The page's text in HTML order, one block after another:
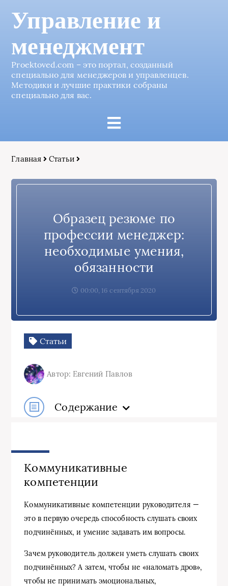
Управление и
менеджмент
Proektoved.com – это портал, созданный
специально для менеджеров и управленцев.
Методики и лучшие практики собраны
специально для вас.
Главная Статьи
Образец резюме по
профессии менеджер:
необходимые умения,
обязанности
00:00, 16 сентября 2020
Статьи
Автор: Евгений Павлов
Содержание
Коммуникативные
компетенции
Коммуникативные компетенции руководителя —
это в первую очередь способность слушать своих
подчинённых, и умение задавать им вопросы.
Зачем руководитель должен уметь слушать своих
подчинённых? А затем, чтобы не «наломать дров»,
чтобы не принимать эмоциональных,